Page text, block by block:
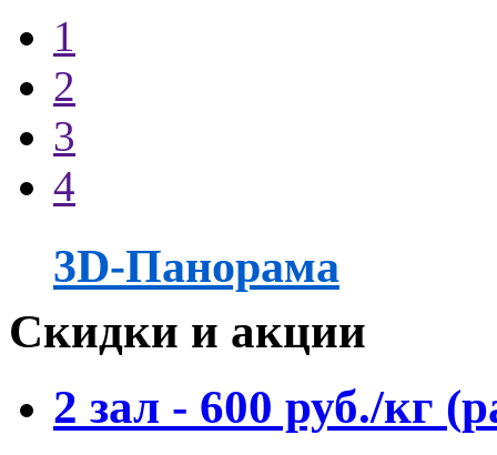
1
2
3
4
3D-Панорама
Скидки и акции
2 зал - 600 руб./кг